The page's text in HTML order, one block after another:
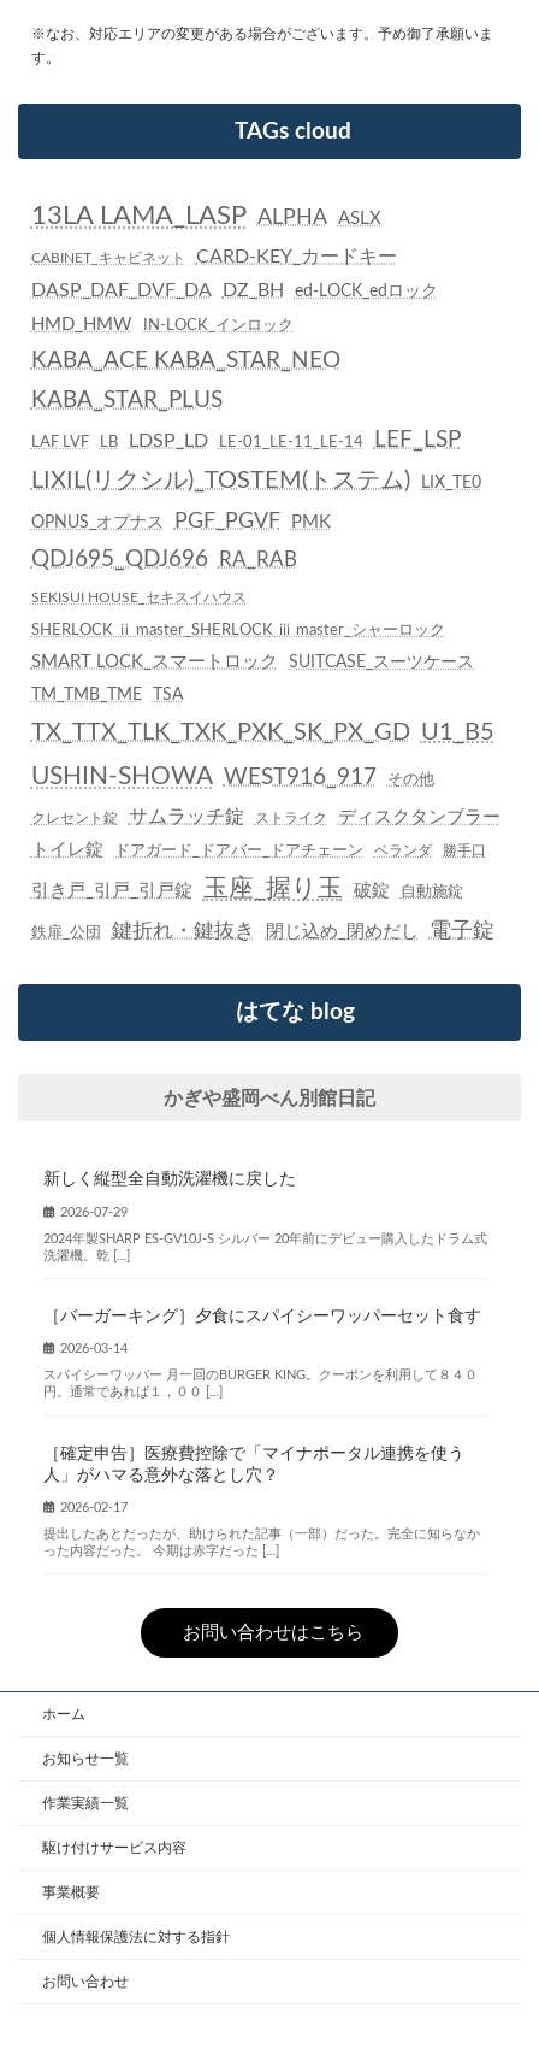
※なお、対応エリアの変更がある場合がございます。予め御了承願いま
す。
TAGs cloud
13LA LAMA_LASP ALPHA ASLX
CABINET_キャビネット
CARD-KEY_カードキー
DASP_DAF_DVF_DA
DZ_BH ed-LOCK_edロック
HMD_HMW IN-LOCK_インロック
KABA_ACE KABA_STAR_NEO
KABA_STAR_PLUS
LAF LVF LB LDSP_LD LE-01_LE-11_LE-14 LEF_LSP
LIXIL(リクシル)_TOSTEM(トステム) LIX_TE0
OPNUS_オプナス PGF_PGVF PMK
QDJ695_QDJ696 RA_RAB
SEKISUI HOUSE_セキスイハウス
SHERLOCK ⅱ master_SHERLOCK ⅲ master_シャーロック
SMART LOCK_スマートロック
SUITCASE_スーツケース
TM_TMB_TME
TSA
TX_TTX_TLK_TXK_PXK_SK_PX_GD U1_B5
USHIN-SHOWA WEST916_917 その他
クレセント錠 サムラッチ錠 ストライク
ディスクタンブラー
トイレ錠
ドアガード_ドアバー_ドアチェーン ベランダ 勝手口
引き戸_引戸_引戸錠 玉座_握り玉 破錠 自動施錠
鉄扉_公団 鍵折れ・鍵抜き 閉じ込め_閉めだし 電子錠
はてな blog
かぎや盛岡べん別館日記
新しく縦型全自動洗濯機に戻した
2026-07-29
2024年製SHARP ES-GV10J-S シルバー 20年前にデビュー購入したドラム式
洗濯機。乾 […]
［バーガーキング］夕食にスパイシーワッパーセット食す
2026-03-14
スパイシーワッパー 月一回のBURGER KING。クーポンを利用して８４０
円。通常であれば１，００ […]
［確定申告］医療費控除で「マイナポータル連携を使う
人」がハマる意外な落とし穴？
2026-02-17
提出したあとだったが、助けられた記事（一部）だった。完全に知らなか
った内容だった。 今期は赤字だった […]
お問い合わせはこちら
ホーム
お知らせ一覧
作業実績一覧
駆け付けサービス内容
事業概要
個人情報保護法に対する指針
お問い合わせ